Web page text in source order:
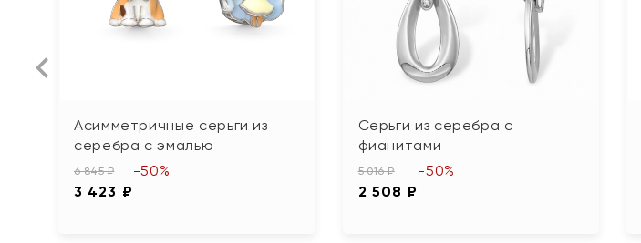
Асимметричные серьги из
серебра с эмалью
6 845 ₽
3 423 ₽
-50%
Серьги из серебра с
фианитами
5 016 ₽
2 508 ₽
-50%